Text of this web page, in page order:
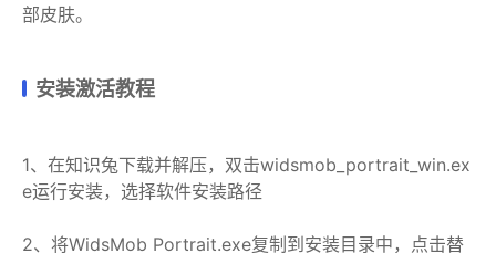
部皮肤。
安装激活教程
1、在知识兔下载并解压，双击widsmob_portrait_win.ex
e运行安装，选择软件安装路径
2、将WidsMob Portrait.exe复制到安装目录中，点击替